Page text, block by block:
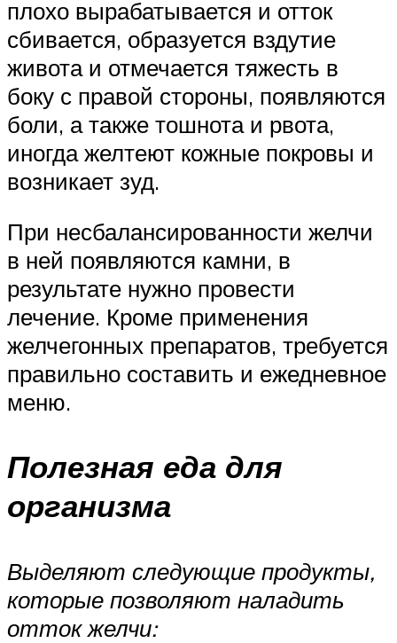
плохо вырабатывается и отток
сбивается, образуется вздутие
живота и отмечается тяжесть в
боку с правой стороны, появляются
боли, а также тошнота и рвота,
иногда желтеют кожные покровы и
возникает зуд.
При несбалансированности желчи
в ней появляются камни, в
результате нужно провести
лечение. Кроме применения
желчегонных препаратов, требуется
правильно составить и ежедневное
меню.
Полезная еда для
организма
Выделяют следующие продукты,
которые позволяют наладить
отток желчи: